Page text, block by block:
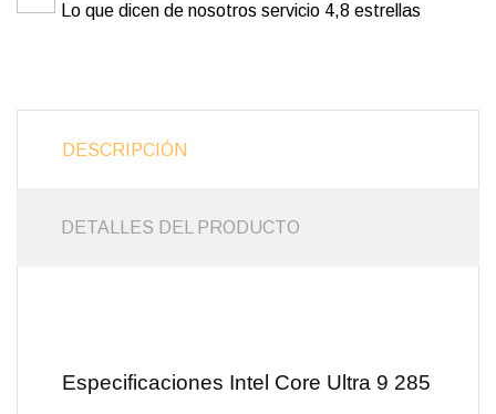
Lo que dicen de nosotros servicio 4,8 estrellas
DESCRIPCIÓN
DETALLES DEL PRODUCTO
Especificaciones Intel Core Ultra 9 285